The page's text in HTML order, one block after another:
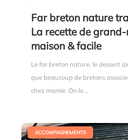
Far breton nature
La recette de grand-
maison & facile
Le far breton nature, le dessert
que beaucoup de bretons
chez mamie. On le...
ACCOMPAGNEMENTS